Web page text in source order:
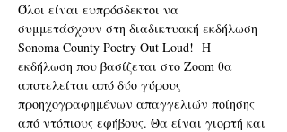
Όλοι είναι ευπρόσδεκτοι να
συμμετάσχουν στη διαδικτυακή εκδήλωση
Sonoma County Poetry Out Loud!  Η
εκδήλωση που βασίζεται στο Zoom θα
αποτελείται από δύο γύρους
προηχογραφημένων απαγγελιών ποίησης
από ντόπιους εφήβους. Θα είναι γιορτή και